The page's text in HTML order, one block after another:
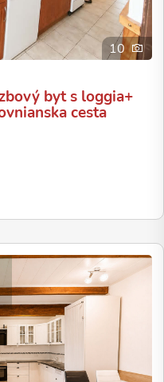
10
byt s loggia+
cesta